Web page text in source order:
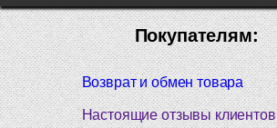
Покупателям:
Возврат и обмен товара
Настоящие отзывы клиентов